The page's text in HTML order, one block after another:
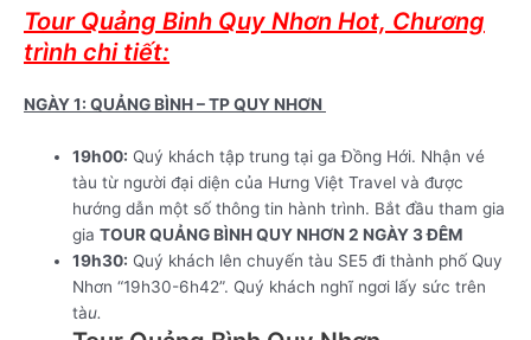
Tour Quảng Binh Quy Nhơn Hot, Chương
trình chi tiết:
NGÀY 1: QUẢNG BÌNH – TP QUY NHƠN
19h00: Quý khách tập trung tại ga Đồng Hới. Nhận vé
tàu từ người đại diện của Hưng Việt Travel và được
hướng dẫn một số thông tin hành trình. Bắt đầu tham gia
giaTOUR QUẢNG BÌNH QUY NHƠN2 NGÀY 3 ĐÊM
19h30: Quý khách lên chuyến tàu SE5 đi thành phố Quy
Nhơn “19h30-6h42”. Quý khách nghĩ ngơi lấy sức trên
tàu.